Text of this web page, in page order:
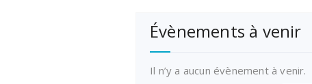
Évènements à venir
Il n’y a aucun évènement à venir.